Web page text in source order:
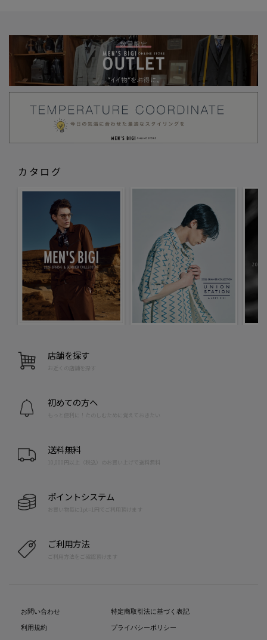
カタログ
店舗を探す
お近くの店舗を探す
初めての方へ
もっと便利に！たのしむために覚えておきたい
送料無料
10,000円以上（税込）のお買い上げで送料無料
ポイントシステム
お買い物毎に1pt=1円でご利用頂けます
ご利用方法
ご利用方法をご確認頂けます
お問い合わせ
利用規約
特定商取引法に基づく表記
プライバシーポリシー